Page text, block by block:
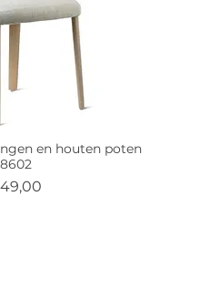
en houten poten